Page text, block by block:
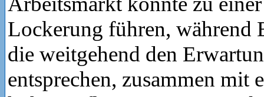
Lockerung führen, während
die weitgehend den
entsprechen, zusammen mit